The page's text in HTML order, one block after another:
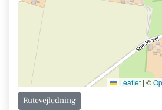
Leaflet | ©
Rutevejledning